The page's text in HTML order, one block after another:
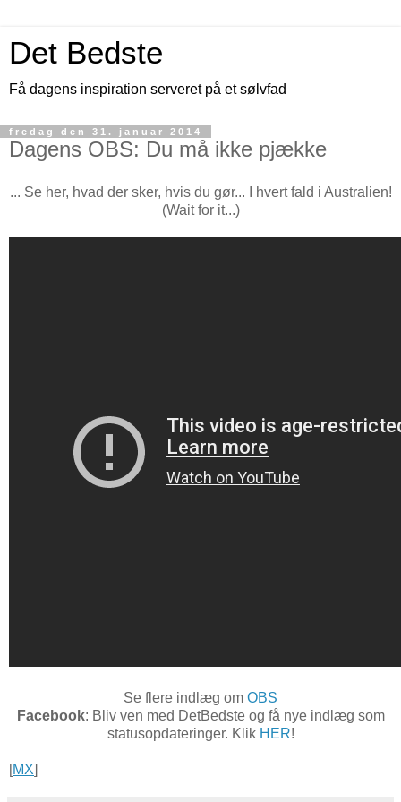
Det Bedste
Få dagens inspiration serveret på et sølvfad
fredag den 31. januar 2014
Dagens OBS: Du må ikke pjække
... Se her, hvad der sker, hvis du gør... I hvert fald i Australien!
(Wait for it...)
Se flere indlæg om OBS
Facebook: Bliv ven med DetBedste og få nye indlæg som
statusopdateringer. Klik HER!
[MX]